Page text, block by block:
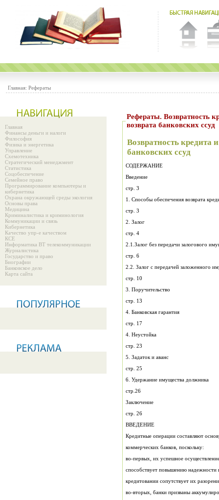
Главная: Рефераты
Главная
Финансы деньги и налоги
Философия
Физика и энергетика
Управление
Схемотехника
Стратегический менеджмент
Статистика
Соцобеспечение
Семейное право
Программирование компьютеры и
кибернетика
Охрана окружающей среды экология
Основы права
Медицина
Криминалистика и криминология
Коммуникации и связь
Кибернетика
Качество упр-е качеством
КСЕ
Информатика ВТ телекоммуникации
Журналистика
Государство и право
Биографии
Банковское дело
Карта сайта
Рефераты. Возвратность
возврата банковских ссуд
Возвратность кредита
банковских ссуд
СОДЕРЖАНИЕ
Введение
стр. 3
1. Способы обеспечения
стр. 3
2. Залог
стр. 4
2.1.Залог без
стр. 6
стр. 10
3. Поручительство
стр. 13
4. Банковская гарантия
стр. 17
4. Неустойка
стр. 23
5. Задаток и аванс
стр. 25
6. Удержание имущества должника
стр.26
Заключение
стр. 26
ВВЕДЕНИЕ
коммерческих банков, поскольку:
кредитовании сопутствует их